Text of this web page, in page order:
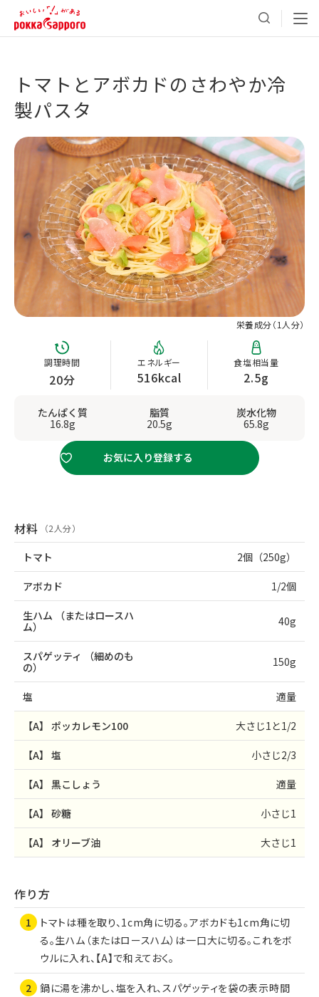
トマトとアボカドのさわやか冷
製パスタ
栄養成分（1人分）
調理時間
20分
エネルギー
516kcal
食塩相当量
2.5g
たんぱく質
16.8g
脂質
20.5g
炭水化物
65.8g
お気に入り登録する
材料 （2人分）
トマト 2個（250g）
アボカド 1/2個
生ハム
（またはロースハ
ム）
40g
スパゲッティ
（細めのも
の）
150g
塩 適量
【A】 ポッカレモン100 大さじ1と1/2
【A】 塩 小さじ2/3
【A】 黒こしょう 適量
【A】 砂糖 小さじ1
【A】 オリーブ油 大さじ1
作り方
トマトは種を取り、1cm角に切る。アボカドも1cm角に切
る。生ハム（またはロースハム）は一口大に切る。これをボ
ウルに入れ、【A】で和えておく。
鍋に湯を沸かし、塩を入れ、スパゲッティを袋の表示時間